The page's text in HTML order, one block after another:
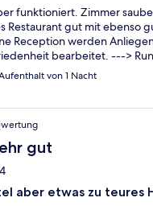
funktioniert. Zimmer
Restaurant gut mit ebenso
Reception werden
bearbeitet. --->
von 1 Nacht
gut
aber etwas zu teures